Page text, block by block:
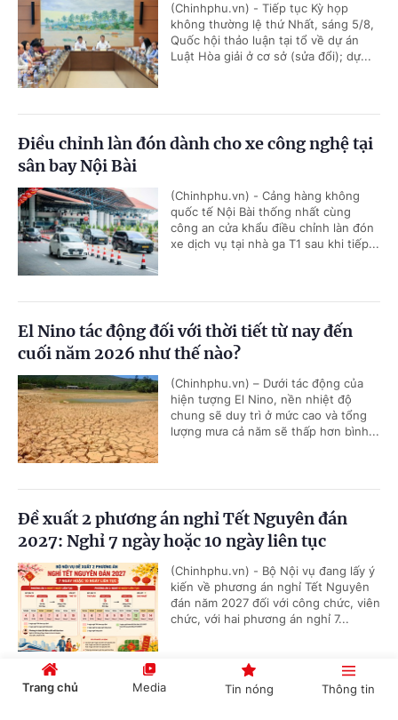
(Chinhphu.vn) - Tiếp tục Kỳ họp
không thường lệ thứ Nhất, sáng 5/8,
Quốc hội thảo luận tại tổ về dự án
Luật Hòa giải ở cơ sở (sửa đổi); dự...
Điều chỉnh làn đón dành cho xe công nghệ tại
sân bay Nội Bài
(Chinhphu.vn) - Cảng hàng không
quốc tế Nội Bài thống nhất cùng
công an cửa khẩu điều chỉnh làn đón
xe dịch vụ tại nhà ga T1 sau khi tiếp...
El Nino tác động đối với thời tiết từ nay đến
cuối năm 2026 như thế nào?
(Chinhphu.vn) – Dưới tác động của
hiện tượng El Nino, nền nhiệt độ
chung sẽ duy trì ở mức cao và tổng
lượng mưa cả năm sẽ thấp hơn bình...
Đề xuất 2 phương án nghỉ Tết Nguyên đán
2027: Nghỉ 7 ngày hoặc 10 ngày liên tục
(Chinhphu.vn) - Bộ Nội vụ đang lấy ý
kiến về phương án nghỉ Tết Nguyên
đán năm 2027 đối với công chức, viên
chức, với hai phương án nghỉ 7...
Trang chủ Media Tin nóng Thông tin